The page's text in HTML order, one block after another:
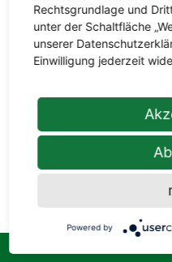
Unkraut,
es gibt vieles was
sowohl
als auch diverse
Erden von
Einsatzzwecke.
Rechtsgrundlage und
unter der Schaltfläche
unserer
Einwilligung jederzeit
Powered by